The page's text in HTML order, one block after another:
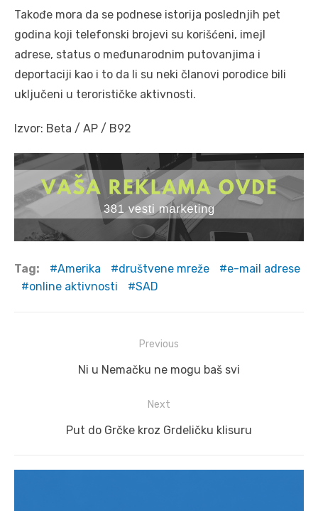
Takođe mora da se podnese istorija poslednjih pet
godina koji telefonski brojevi su korišćeni, imejl
adrese, status o međunarodnim putovanjima i
deportaciji kao i to da li su neki članovi porodice bili
uključeni u terorističke aktivnosti.
Izvor: Beta / AP / B92
Tag: Amerika društvene mreže
e-mail adrese
online aktivnosti
SAD
navigation
Previous
Previous
Ni u Nemačku ne mogu baš svi
Next
Next
Put do Grčke kroz Grdeličku klisuru